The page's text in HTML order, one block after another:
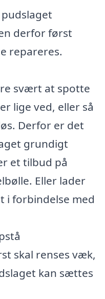
derfor først
repareres.
svært at spotte
lige ved, eller så
Derfor er det
grundigt
et tilbud på
Eller lader
i forbindelse med
skal renses væk,
kan sættes